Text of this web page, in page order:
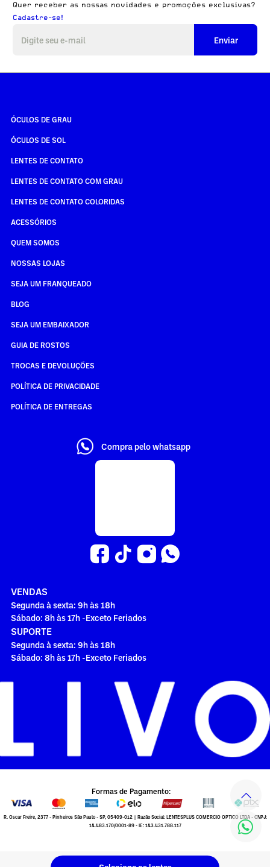
Quer receber as nossas novidades e promoções exclusivas?
Cadastre-se!
Enviar
ÓCULOS DE GRAU
ÓCULOS DE SOL
LENTES DE CONTATO
LENTES DE CONTATO COM GRAU
LENTES DE CONTATO COLORIDAS
ACESSÓRIOS
QUEM SOMOS
NOSSAS LOJAS
SEJA UM FRANQUEADO
BLOG
SEJA UM EMBAIXADOR
GUIA DE ROSTOS
TROCAS E DEVOLUÇÕES
POLÍTICA DE PRIVACIDADE
POLÍTICA DE ENTREGAS
Compra pelo whatsapp
VENDAS
Segunda à sexta: 9h às 18h
Sábado: 8h às 17h -Exceto Feriados
SUPORTE
Segunda à sexta: 9h às 18h
Sábado: 8h às 17h -Exceto Feriados
Formas de Pagamento:
R. Oscar Freire, 2377 - Pinheiros São Paulo - SP, 05409-012 | Razão Social: LENTESPLUS COMERCIO OPTICO LTDA - CNPJ:
14.483.170/0001-89 - IE: 143.431.788.117